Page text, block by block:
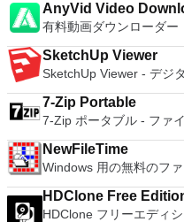
AnyVid Video
有料動画ダウンローダー
SketchUp Viewer
SketchUp Viewer - デジ
7-Zip Portable
7-Zip ポータブル - ファ
NewFileTime
Windows 用の無料のフ
HDClone Free
HDClone フリーエディ